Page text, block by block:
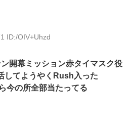
ID:/OIV+Uhzd
開幕ミッション赤タイマスク役
してようやくRush入った
今の所全部当たってる